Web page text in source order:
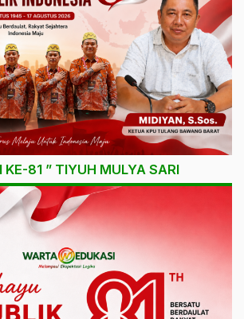
KE-81 ” TIYUH MULYA SARI